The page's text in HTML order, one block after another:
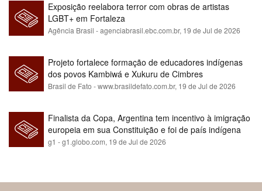
Exposição reelabora terror com obras de artistas
LGBT+ em Fortaleza
Agência Brasil - agenciabrasil.ebc.com.br, 19 de Jul de 2026
Projeto fortalece formação de educadores indígenas
dos povos Kambiwá e Xukuru de Cimbres
Brasil de Fato - www.brasildefato.com.br, 19 de Jul de 2026
Finalista da Copa, Argentina tem incentivo à imigração
europeia em sua Constituição e foi de país indígena
para maioria branca
g1 - g1.globo.com, 19 de Jul de 2026